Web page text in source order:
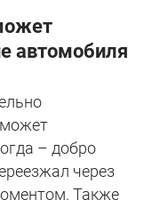
автомобиля
может
– добро
через
Также